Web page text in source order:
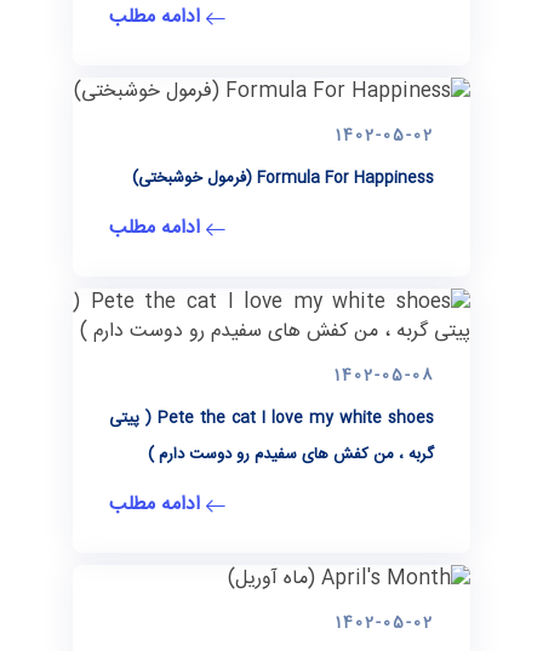
ادامه مطلب
1402-05-02
Formula For Happiness (فرمول خوشبختی)
ادامه مطلب
1402-05-08
Pete the cat I love my white shoes ( پیتی
گربه ، من کفش های سفیدم رو دوست دارم )
ادامه مطلب
1402-05-02